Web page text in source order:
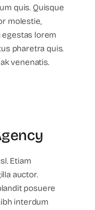
quis. Quisque
molestie,
egestas lorem
pharetra quis.
venenatis.
Etiam
auctor.
posuere
interdum